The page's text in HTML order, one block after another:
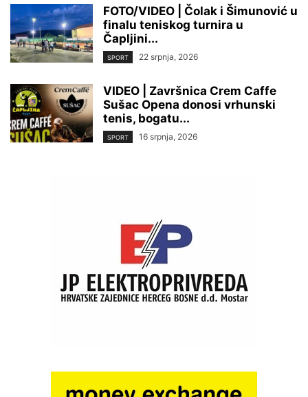
FOTO/VIDEO | Čolak i Šimunović u
finalu teniskog turnira u
Čapljini...
SPORT 22 srpnja, 2026
VIDEO | Završnica Crem Caffe
Sušac Opena donosi vrhunski
tenis, bogatu...
SPORT 16 srpnja, 2026